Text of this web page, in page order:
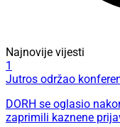
Najnovije vijesti
1
Jutros održao
DORH se oglasio
zaprimili kaznene